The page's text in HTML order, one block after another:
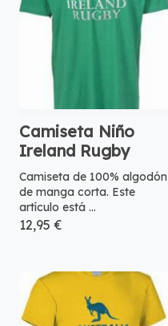
Camiseta Niño
Ireland Rugby
Camiseta de 100% algodón
de manga corta. Este
artículo está ...
12,95 €